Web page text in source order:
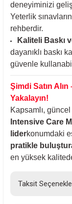
deneyiminizi
Yeterlik
rehberdir.
Kaliteli Baskı
dayanıklı baskı
güvenle
Şimdi Satın
Yakalayın!
Kapsamlı,
Intensive Care
liderkonumdaki
pratikle
en yüksek
Taksit